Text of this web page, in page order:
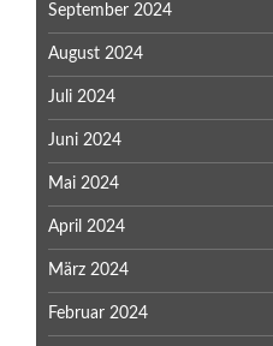
September 2024
August 2024
Juli 2024
Juni 2024
Mai 2024
April 2024
März 2024
Februar 2024